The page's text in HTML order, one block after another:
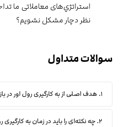
استراتژي‌های معاملاتی ما
نظر دچار مشکل نشویم؟
سوالات متداول
۱. هدف اصلی از به کارگیری رول اور در بازار فارکس چیست؟
۲. چه نکته‌ای را باید در زمان به کارگیری رول اور در نظر گرفت؟